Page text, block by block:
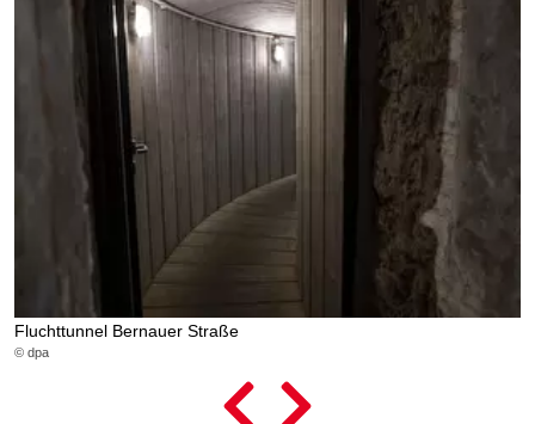
Fluchttunnel Bernauer Straße
© dpa